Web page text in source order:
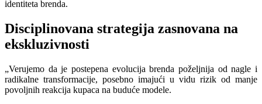
identiteta brenda.
Disciplinovana strategija zasnovana na
ekskluzivnosti
„Verujemo da je postepena evolucija brenda poželjnija od nagle i
radikalne transformacije, posebno imajući u vidu rizik od manje
povoljnih reakcija kupaca na buduće modele.